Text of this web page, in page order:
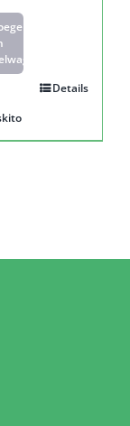
Details